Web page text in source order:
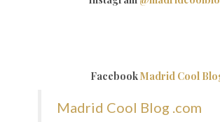
FacebookMadrid Cool
Madrid Cool Blog .com